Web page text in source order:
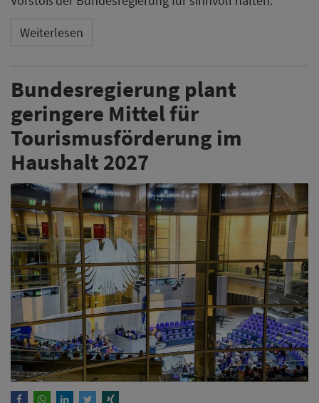
Weiterlesen
Bundesregierung plant
geringere Mittel für
Tourismusförderung im
Haushalt 2027